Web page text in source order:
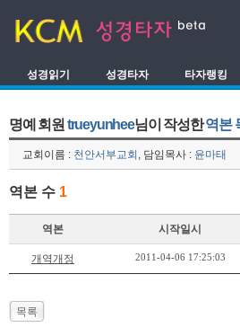
성경읽기 성경타자 타자랭킹
명예 회원 trueyunhee님이 작성한역본
교회이름 : 천안서부교회 , 담임목사 : 윤마태
역본 수 1
역본 시작일시
개역개정 2011-04-06 17:25:03
목록